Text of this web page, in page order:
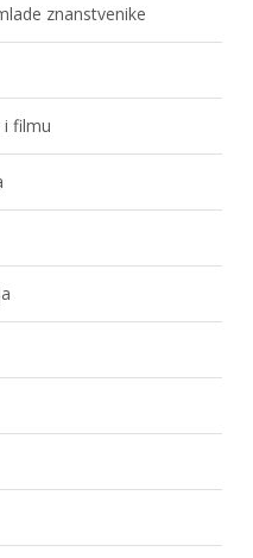
znanstvenike
i filmu